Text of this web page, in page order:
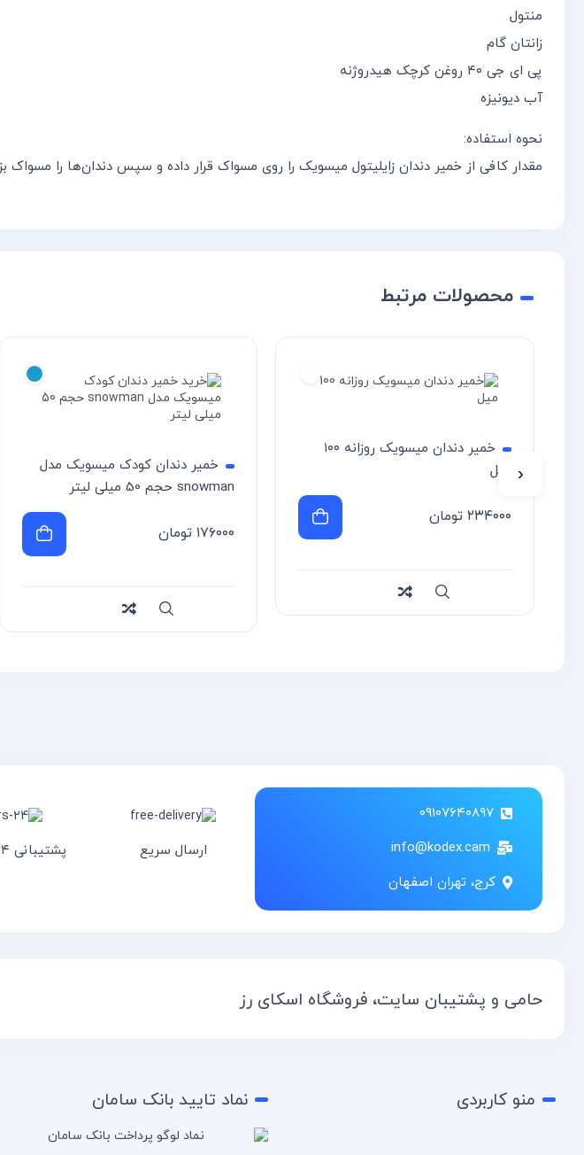
منتول
زانتان گام
پی ای جی ۴۰ روغن کرچک هیدروژنه
آب دیونیزه
نحوه استفاده:
مقدار کافی از خمیر دندان زایلیتول میسویک را روی مسواک قرار داده و سپس دندان‌ها را مسواک
محصولات مرتبط
خمیر دندان میسویک روزانه ۱۰۰
میل
۲۳۴۰۰۰ تومان
Compare
خمیر دندان کودک میسویک مدل
snowman حجم 50 میلی لیتر
۱۷۶۰۰۰ تومان
Compare
‹
۰۹۱۰۷۶۴۰۸۹۷
info@kodex.cam
کرج، تهران اصفهان
ارسال سریع پشتیبانی ۲۴ ساعته
حامی و پشتیبان سایت، فروشگاه اسکای رز
منو کاربردی نماد تایید بانک سامان